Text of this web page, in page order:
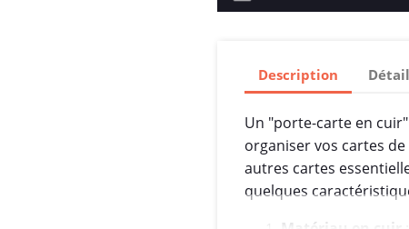
Description
Un "porte-carte en
organiser vos cartes
autres cartes
quelques